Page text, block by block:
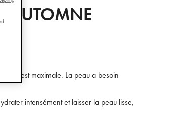
AUTOMNE
est maximale. La peau a besoin
intensément et laisser la peau lisse,